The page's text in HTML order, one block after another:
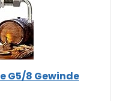
G5/8 Gewinde